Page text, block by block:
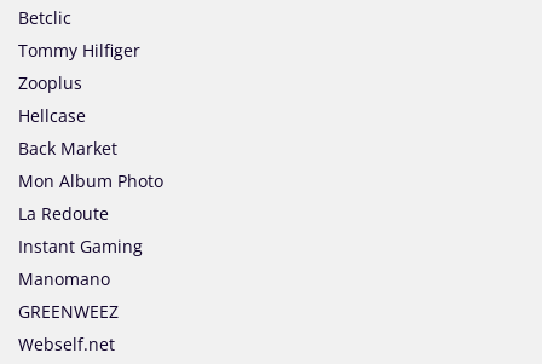
Betclic
Tommy Hilfiger
Zooplus
Hellcase
Back Market
Mon Album Photo
La Redoute
Instant Gaming
Manomano
GREENWEEZ
Webself.net